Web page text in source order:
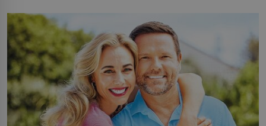
můžete obohatit své rituály a přinést do svého života
větší harmonii a klid. Je důležité